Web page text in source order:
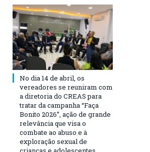
No dia 14 de abril, os
vereadores se reuniram com
a diretoria do CREAS para
tratar da campanha “Faça
Bonito 2026”, ação de grande
relevância que visa o
combate ao abuso e à
exploração sexual de